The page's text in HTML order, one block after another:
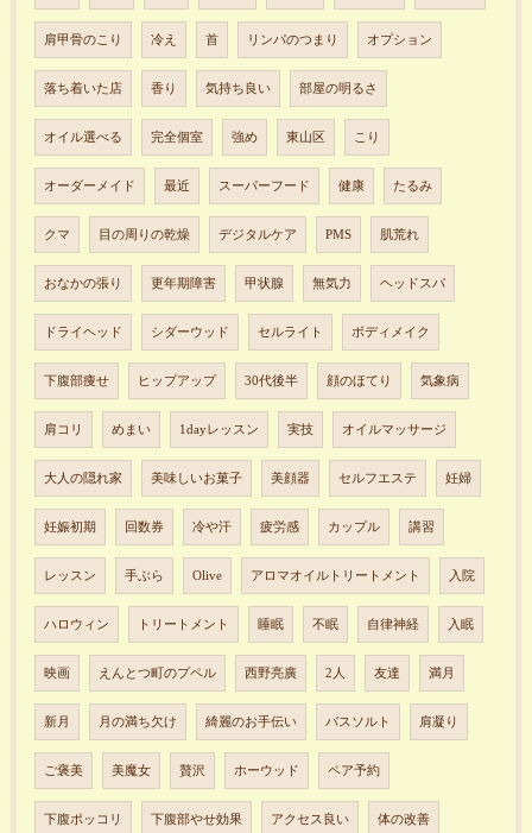
肩甲骨のこり 冷え 首 リンパのつまり オプション
落ち着いた店 香り 気持ち良い 部屋の明るさ
オイル選べる 完全個室 強め 東山区 こり
オーダーメイド 最近 スーパーフード 健康 たるみ
クマ 目の周りの乾燥 デジタルケア PMS 肌荒れ
おなかの張り 更年期障害 甲状腺 無気力 ヘッドスパ
ドライヘッド シダーウッド セルライト ボディメイク
下腹部痩せ ヒップアップ 30代後半 顔のほてり 気象病
肩コリ めまい 1dayレッスン 実技 オイルマッサージ
大人の隠れ家 美味しいお菓子 美顔器 セルフエステ 妊婦
妊娠初期 回数券 冷や汗 疲労感 カップル 講習
レッスン 手ぶら Olive アロマオイルトリートメント 入院
ハロウィン トリートメント 睡眠 不眠 自律神経 入眠
映画 えんとつ町のプペル 西野亮廣 2人 友達 満月
新月 月の満ち欠け 綺麗のお手伝い バスソルト 肩凝り
ご褒美 美魔女 贅沢 ホーウッド ペア予約
下腹ポッコリ 下腹部やせ効果 アクセス良い 体の改善